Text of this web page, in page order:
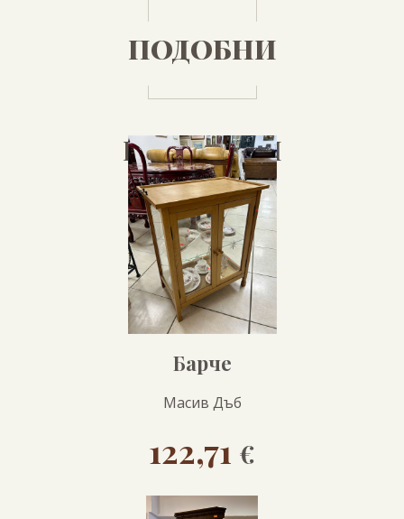
ПОДОБНИ
ПРОДУКТИ
Барче
Масив Дъб
122,71 €